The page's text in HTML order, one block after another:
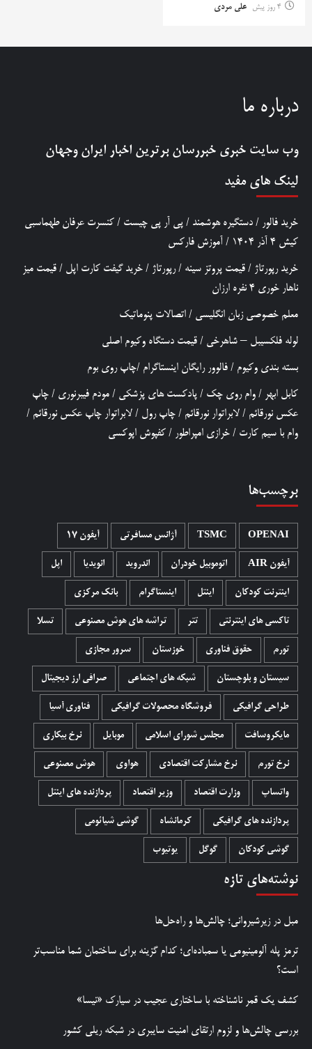
4 روز پیش
علی مردی
درباره ما
وب سایت خبری خبررسان برترین اخبار ایران وجهان
لینک های مفید
خرید فالور / دستگیره هوشمند / پی آر پی چیست / کنسرت عرفان طهماسبی
کیش 4 آذر 1404
/ آموزش فارکس
خرید رپورتاژ / قیمت پروتز سینه /رپورتاژ / خرید گیفت کارت اپل / قیمت میز
ناهار خوری 4 نفره ارزان
معلم خصوصی زبان انگلیسی / اتصالات پنوماتیک
لوله فلکسیبل – شاهرخی / قیمت دستگاه وکیوم اصلی
بسته بندی وکیوم / فالوور رایگان اینستاگرام /چاپ روی بوم
کابل ابهر / وام روی چک / پادکست های پزشکی / مودم فیبرنوری / چاپ
عکس نورقائم / لابراتوار نورقائم / چاپ رول / لابراتوار چاپ عکس نورقائم /
وام با سیم کارت / خرازی امپراطور / کفپوش اپوکسی
برچسب‌ها
OPENAI
TSMC آژانس مسافرتی آیفون 17
آیفون AIR اتوموبیل خودران اندروید انویدیا اپل
اینترنت کودکان اینتل اینستاگرام بانک مرکزی
تاکسی های اینترنتی تتر تراشه های هوش مصنوعی تسلا
تورم حقوق فناوری خوزستان سرور مجازی
سیستان و بلوچستان شبکه های اجتماعی صرافی ارز دیجیتال
طراحی گرافیکی فروشگاه محصولات گرافيکی فناوری آسیا
مایکروسافت مجلس شورای اسلامی موبایل نرخ بیکاری
نرخ تورم نرخ مشارکت اقتصادی هواوی هوش مصنوعی
واتساپ وزارت اقتصاد وزیر اقتصاد پردازنده های اینتل
پردازنده های گرافیکی کرمانشاه گوشی شیائومی
گوشی کودکان گوگل یوتیوب
نوشته‌های تازه
مبل در زیرشیروانی؛ چالش‌ها و راه‌حل‌ها
ترمز پله آلومینیومی یا سمباده‌ای؛ کدام گزینه برای ساختمان شما مناسب‌تر
است؟
کشف یک قمر ناشناخته با ساختاری عجیب در سیارک «نیسا»
بررسی چالش‌ها و لزوم ارتقای امنیت سایبری در شبکه ریلی کشور